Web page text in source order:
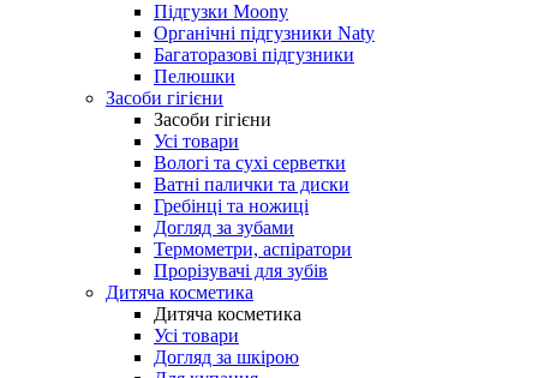
Підгузки Moony
Органічні підгузники Naty
Багаторазові підгузники
Пелюшки
Засоби гігієни
Засоби гігієни
Усі товари
Вологі та сухі серветки
Ватні палички та диски
Гребінці та ножиці
Догляд за зубами
Термометри, аспіратори
Прорізувачі для зубів
Дитяча косметика
Дитяча косметика
Усі товари
Догляд за шкірою